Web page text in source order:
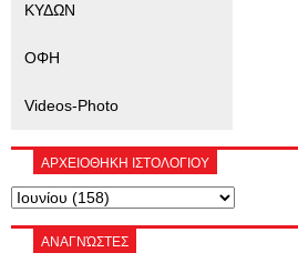
ΚΥΔΩΝ
ΟΦΗ
Videos-Photo
ΑΡΧΕΙΟΘΗΚΗ ΙΣΤΟΛΟΓΙΟΥ
ΑΝΑΓΝΏΣΤΕΣ